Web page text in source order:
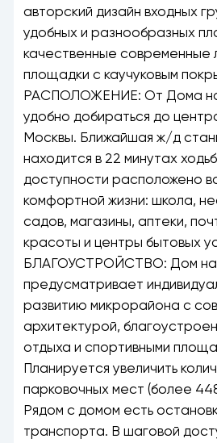
авторский дизайн входных
удобных и разнообразных
качественные современные
площадки с каучуковым
РАСПОЛОЖЕНИЕ: От Дома
удобно добираться до
Москвы. Ближайшая ж/д
находится в 22 минутах
доступности расположено
комфортной жизни: школа,
садов, магазины, аптеки,
красоты и центры бытовых
БЛАГОУСТРОЙСТВО: Дом на
предусматривает
развитию микрорайона с
архитектурой,
отдыха и спортивными
Планируется увеличить
парковочных мест (более
Рядом с домом есть
транспорта. В шаговой